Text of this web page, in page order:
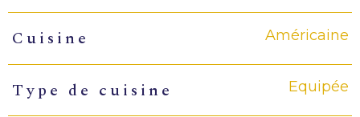
Cuisine Américaine
Type de cuisine Equipée